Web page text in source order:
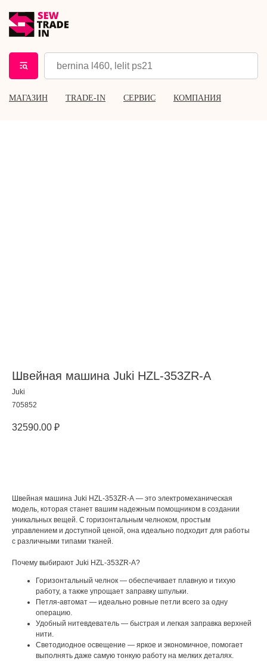
МАГАЗИН TRADE-IN СЕРВИС КОМПАНИЯ
Швейная машина Juki HZL-353ZR-A
Juki
705852
32590.00 ₽
Швейная машина Juki HZL-353ZR-A — это электромеханическая
модель, которая станет вашим надежным помощником в создании
уникальных вещей. С горизонтальным челноком, простым
управлением и доступной ценой, она идеально подходит для работы
с различными типами тканей.
Почему выбирают Juki HZL-353ZR-A?
Горизонтальный челнок — обеспечивает плавную и тихую
работу, а также упрощает заправку шпульки.
Петля-автомат — идеально ровные петли всего за одну
операцию.
Удобный нитевдеватель — быстрая и легкая заправка верхней
нити.
Светодиодное освещение — яркое и экономичное, помогает
выполнять даже самую тонкую работу на мелких деталях.